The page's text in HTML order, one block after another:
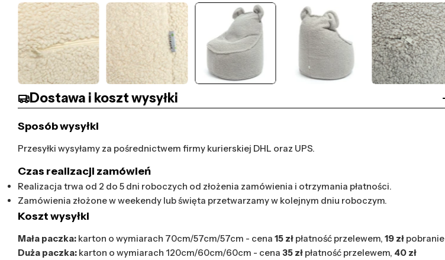
Dostawa i koszt wysyłki
Sposób wysyłki
Przesyłki wysyłamy za pośrednictwem firmy kurierskiej DHL oraz UPS.
Czas realizacji zamówień
Realizacja trwa od 2 do 5 dni roboczych od złożenia zamówienia i otrzymania płatności.
Zamówienia złożone w weekendy lub święta przetwarzamy w kolejnym dniu roboczym.
Koszt wysyłki
Mała paczka: karton o wymiarach 70cm/57cm/57cm - cena 15 zł płatność przelewem, 19 zł pobranie
Duża paczka: karton o wymiarach 120cm/60cm/60cm - cena 35 zł płatność przelewem, 40 zł